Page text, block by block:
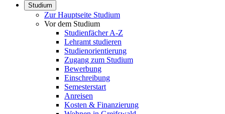
Studium
Zur Hauptseite Studium
Vor dem Studium
Studienfächer A-Z
Lehramt studieren
Studienorientierung
Zugang zum Studium
Bewerbung
Einschreibung
Semesterstart
Anreisen
Kosten & Finanzierung